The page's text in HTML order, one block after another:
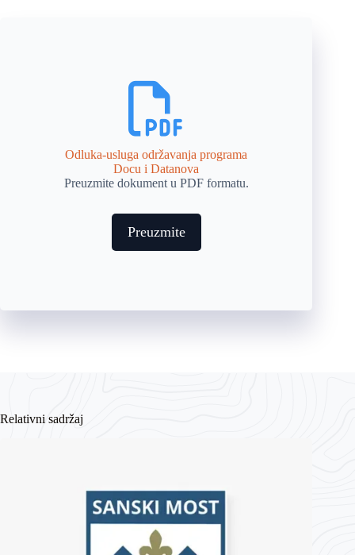
Odluka-usluga održavanja programa
Docu i Datanova
Preuzmite dokument u PDF formatu.
Preuzmite
Relativni sadržaj